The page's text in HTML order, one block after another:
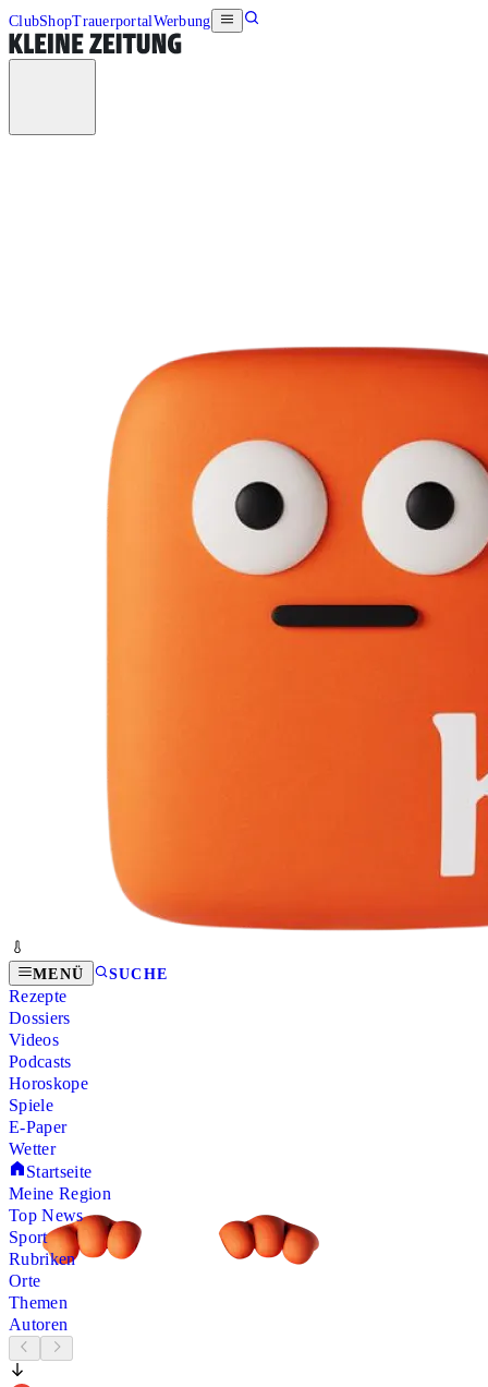
ClubShopTrauerportalWerbung
MENÜ SUCHE
Rezepte
Dossiers
Videos
Podcasts
Horoskope
Spiele
E-Paper
Wetter
Startseite
Meine Region
Top News
Sport
Rubriken
Orte
Themen
Autoren